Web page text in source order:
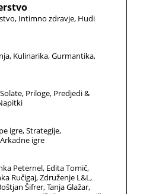
Intimno zdravje Hudi
Kulinarika Gurmantika
Solate Priloge Predjedi &
igre Strategije
Arkadne igre
Peternel Edita Tomič
Ručigaj Združenje L&L
Šifrer Tanja Glažar